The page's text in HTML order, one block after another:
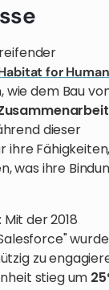
for
dem Bau
dieser
ihre
was ihre
: Mit der 2018
zu
stieg um